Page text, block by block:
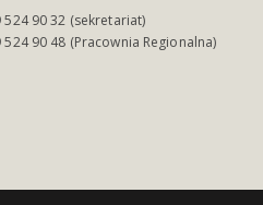
524 90 32 (sekretariat)
524 90 48 (Pracownia Regionalna)